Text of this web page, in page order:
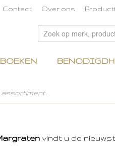
Contact Over ons
vindt u de